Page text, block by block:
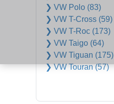
❯ VW Polo (83)
❯ VW T-Cross (59)
❯ VW T-Roc (173)
❯ VW Taigo (64)
❯ VW Tiguan (175)
❯ VW Touran (57)